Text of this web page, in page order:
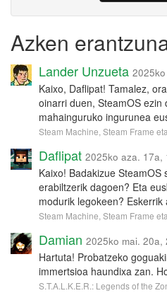
Azken
Lander Unzueta
Kaixo, Daflipat! Tamalez,
oinarri duen, SteamOS
mahainguruko ingurunea
Steam Machine, Steam Frame
Daflipat 2025ko aza. 17a,
Kaixo! Badakizue
erabiltzerik dagoen? Eta
modurik legokeen?
Steam Machine, Steam Frame
Damian 2025ko mai. 20a,
Hartuta! Probatzeko
immertsioa haundixa zan.
S.T.A.L.K.E.R.: Legends of the